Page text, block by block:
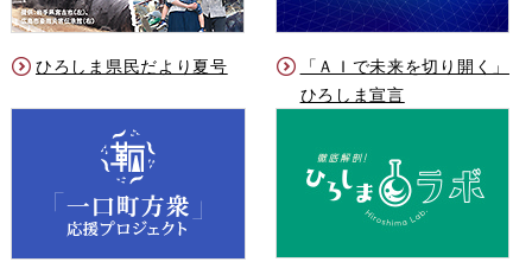
ひろしま県民だより夏号
「ＡＩで未来を切り開く」
ひろしま宣言